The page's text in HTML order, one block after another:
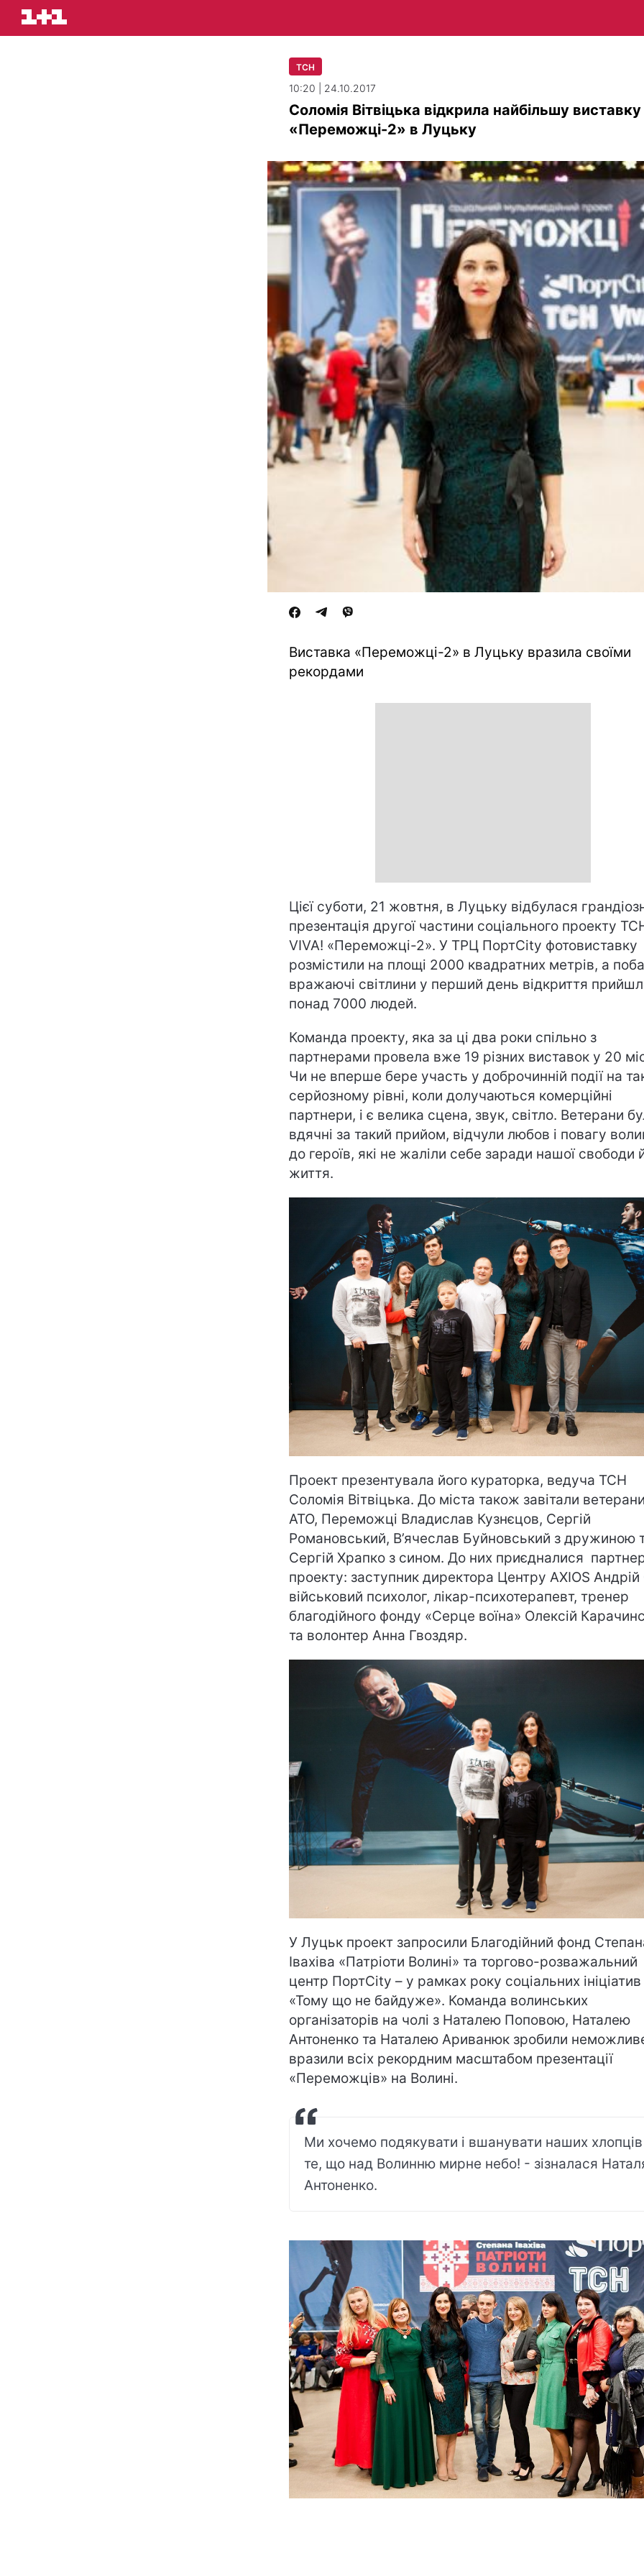
ТСН
10:20 | 24.10.2017
Соломія Вітвіцька відкрила найбільшу виставку
«Переможці-2» в Луцьку
Виставка «Переможці-2» в Луцьку вразила своїми
рекордами
Цієї суботи, 21 жовтня, в Луцьку відбулася
презентація другої частини соціального проекту
VIVA! «Переможці-2». У ТРЦ ПортCity фотовиставку
розмістили на площі 2000 квадратних метрів, а
вражаючі світлини у перший день відкриття
понад 7000 людей.
Команда проекту, яка за ці два роки спільно з
партнерами провела вже 19 різних виставок у 20
Чи не вперше бере участь у доброчинній події на
серйозному рівні, коли долучаються комерційні
партнери, і є велика сцена, звук, світло. Ветерани
вдячні за такий прийом, відчули любов і повагу
до героїв, які не жаліли себе заради нашої свободи
життя.
Проект презентувала його кураторка, ведуча ТСН
Соломія Вітвіцька. До міста також завітали ветерани
АТО, Переможці Владислав Кузнєцов, Сергій
Романовський, В’ячеслав Буйновський з дружиною
Сергій Храпко з сином. До них приєдналися
проекту: заступник директора Центру AXIOS Андрій
військовий психолог, лікар-психотерапевт, тренер
благодійного фонду «Серце воїна» Олексій
та волонтер Анна Гвоздяр.
У Луцьк проект запросили Благодійний фонд
Івахіва «Патріоти Волині» та торгово-розважальний
центр ПортCity – у рамках року соціальних ініціатив
«Тому що не байдуже». Команда волинських
організаторів на чолі з Наталею Поповою, Наталею
Антоненко та Наталею Ариванюк зробили
вразили всіх рекордним масштабом презентації
«Переможців» на Волині.
Ми хочемо подякувати і вшанувати наших хлопців
те, що над Волинню мирне небо! - зізналася
Антоненко.